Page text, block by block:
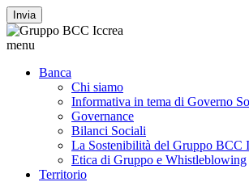
Invia
menu
Banca
Chi siamo
Informativa in tema di Governo
Governance
Bilanci Sociali
La Sostenibilità del Gruppo BCC
Etica di Gruppo e Whistleblowing
Territorio